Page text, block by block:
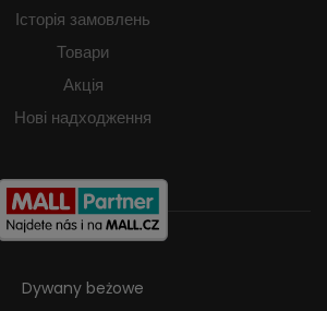
Історія замовлень
Товари
Акція
Нові надходження
Dywany beżowe